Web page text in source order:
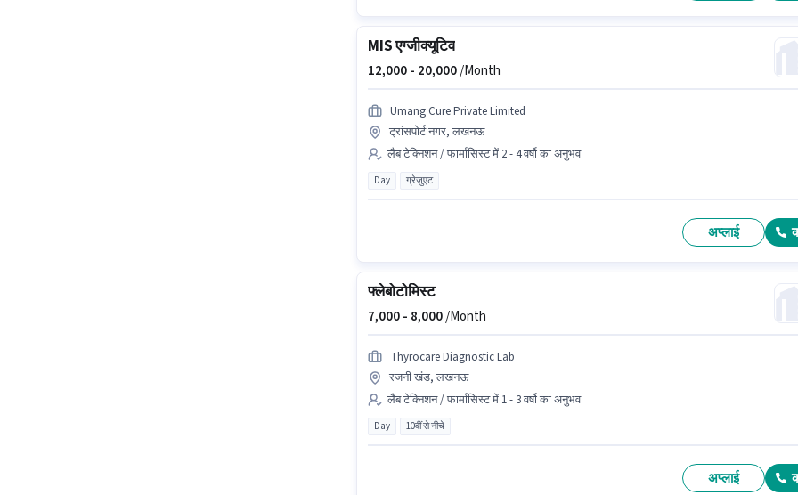
MIS एग्जीक्यूटिव
12,000 - 20,000/Month
Umang Cure Private Limited
ट्रांसपोर्ट नगर, लखनऊ
लैब टेक्निशन / फार्मासिस्ट में 2 - 4 वर्षो का अनुभव
Day ग्रेजुएट
अप्लाई
फ्लेबोटोमिस्ट
7,000 - 8,000/Month
Thyrocare Diagnostic Lab
रजनी खंड, लखनऊ
लैब टेक्निशन / फार्मासिस्ट में 1 - 3 वर्षो का अनुभव
Day 10वीं से नीचे
अप्लाई